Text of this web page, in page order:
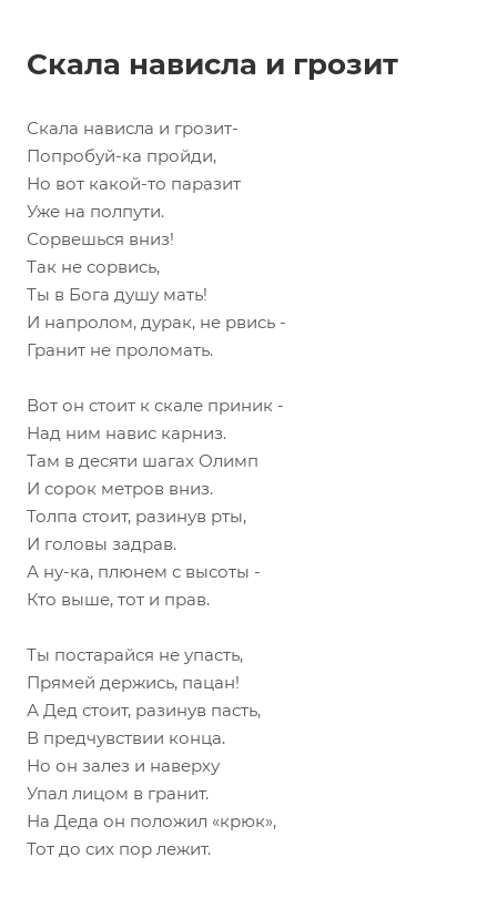
Скала нависла и грозит
Скала нависла и грозит-
Попробуй-ка пройди,
Но вот какой-то паразит
Уже на полпути.
Сорвешься вниз!
Так не сорвись,
Ты в Бога душу мать!
И напролом, дурак, не рвись -
Гранит не проломать.
Вот он стоит к скале приник -
Над ним навис карниз.
Там в десяти шагах Олимп
И сорок метров вниз.
Толпа стоит, разинув рты,
И головы задрав.
А ну-ка, плюнем с высоты -
Кто выше, тот и прав.
Ты постарайся не упасть,
Прямей держись, пацан!
А Дед стоит, разинув пасть,
В предчувствии конца.
Но он залез и наверху
Упал лицом в гранит.
На Деда он положил «крюк»,
Тот до сих пор лежит.